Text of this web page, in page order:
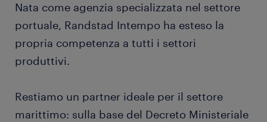
Nata come agenzia specializzata nel settore
portuale, Randstad Intempo ha esteso la
propria competenza a tutti i settori
produttivi.
Restiamo un partner ideale per il settore
marittimo: sulla base del Decreto Ministeriale